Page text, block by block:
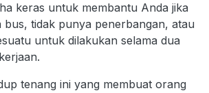
keras untuk membantu Anda jika
bus, tidak punya penerbangan, atau
untuk dilakukan selama dua
tenang ini yang membuat orang